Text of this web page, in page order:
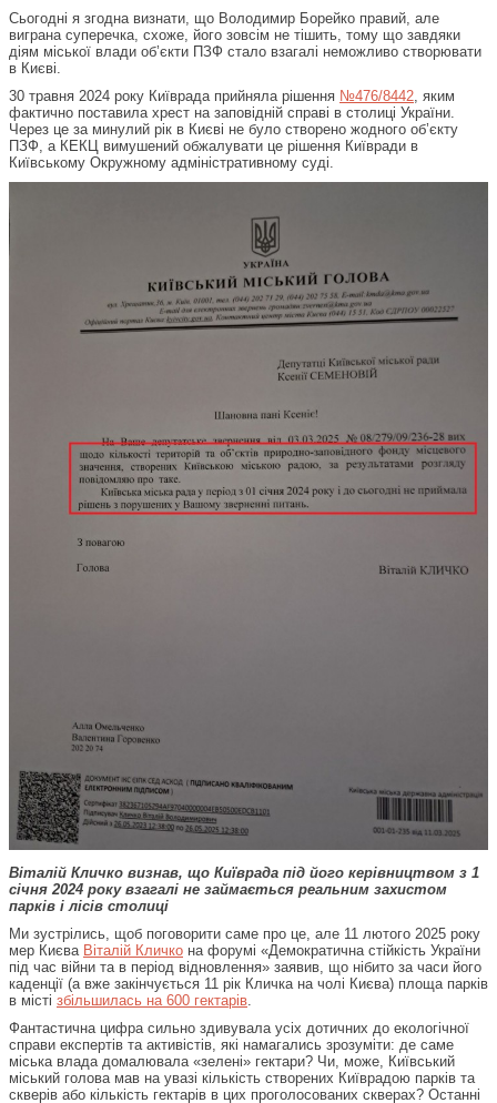
Сьогодні я згодна визнати, що Володимир Борейко правий, але
виграна суперечка, схоже, його зовсім не тішить, тому що завдяки
діям міської влади об’єкти ПЗФ стало взагалі неможливо створювати
в Києві.
30 травня 2024 року Київрада прийняла рішення №476/8442, яким
фактично поставила хрест на заповідній справі в столиці України.
Через це за минулий рік в Києві не було створено жодного об’єкту
ПЗФ, а КЕКЦ вимушений обжалувати це рішення Київради в
Київському Окружному адміністративному суді.
Віталій Кличко визнав, що Київрада під його керівництвом з 1
січня 2024 року взагалі не займається реальним захистом
парків і лісів столиці
Ми зустрілись, щоб поговорити саме про це, але 11 лютого 2025 року
мер Києва Віталій Кличко на форумі «Демократична стійкість України
під час війни та в період відновлення» заявив, що нібито за часи його
каденції (а вже закінчується 11 рік Кличка на чолі Києва) площа парків
в місті збільшилась на 600 гектарів
Фантастична цифра сильно здивувала усіх дотичних до екологічної
справи експертів та активістів, які намагались зрозуміти: де саме
міська влада домалювала «зелені» гектари? Чи, може, Київський
міський голова мав на увазі кількість створених Київрадою парків та
скверів або кількість гектарів в цих проголосованих скверах? Останні